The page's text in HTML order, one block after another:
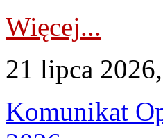
Więcej...
21 lipca
Komunikat